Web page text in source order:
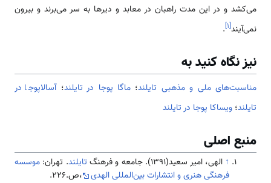
می‌کشد و در این مدت راهبان در معابد و دیرها به سر می‌برند و بیرون
نمی‌آیند[۱]
.
نیز نگاه کنید به
مناسبت‌های ملی و مذهبی تایلند؛ ماگا پوجا در تایلند؛آسالاپوجا در
تایلند؛ ویساکا پوجا در تایلند
منبع اصلی
↑ الهی، امیر سعید(1391). جامعه و فرهنگ تایلند. تهران: موسسه
فرهنگی هنری و انتشارات بین‌المللی الهدی
،ص.226.